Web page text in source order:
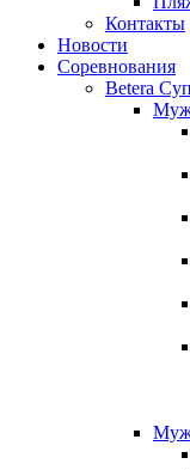
Контакты
Новости
Соревнования
Betera